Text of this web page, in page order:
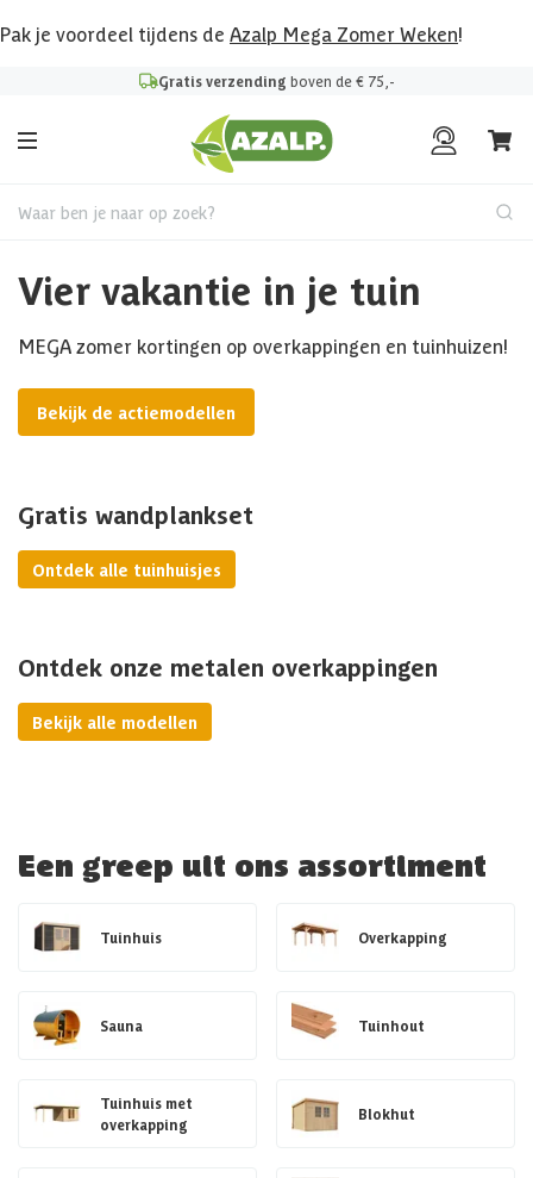
Pak je voordeel tijdens de Azalp Mega Zomer Weken!
Gratis verzending boven de € 75,-
Waar ben je naar op zoek?
Vier vakantie in je tuin
MEGA zomer kortingen op overkappingen en tuinhuizen!
Bekijk de actiemodellen
Gratis wandplankset
Ontdek alle tuinhuisjes
Ontdek onze metalen overkappingen
Bekijk alle modellen
Een greep uit ons assortiment
Tuinhuis Overkapping
Sauna Tuinhout
Tuinhuis met
overkapping
Blokhut